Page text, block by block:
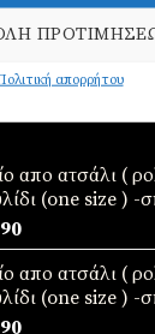
απορρήτου
απο ατσάλι (
(one size ) -
Η
τρέχουσα
τιμή
είναι:
€69,90.
απο ατσάλι (
(one size ) -
Η